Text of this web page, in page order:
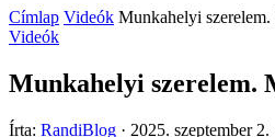
Címlap Videók Munkahelyi
Videók
Munkahelyi szerelem.
Írta: RandiBlog · 2025. szeptember 2.